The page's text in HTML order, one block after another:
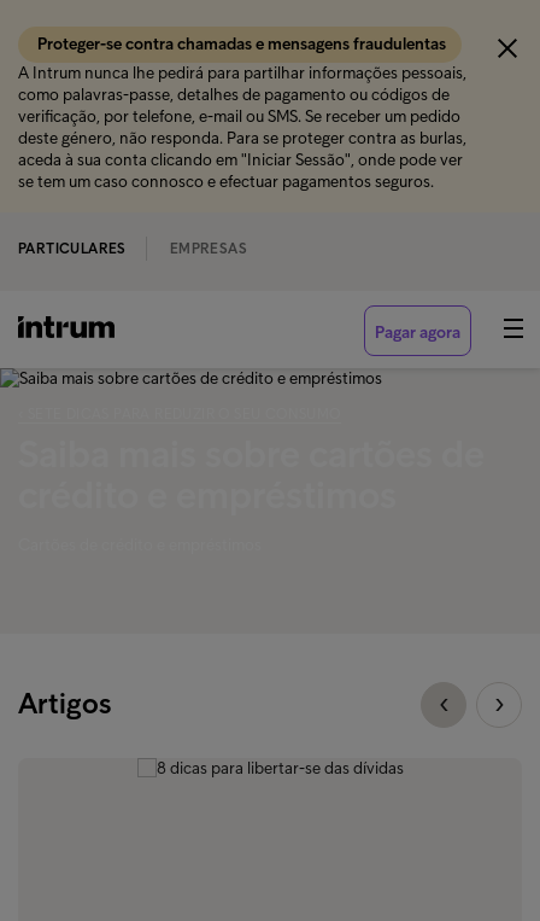
Proteger-se contra chamadas e mensagens fraudulentas
A Intrum nunca lhe pedirá para partilhar informações pessoais,
como palavras-passe, detalhes de pagamento ou códigos de
verificação, por telefone, e-mail ou SMS. Se receber um pedido
deste género, não responda. Para se proteger contra as burlas,
aceda à sua conta clicando em "Iniciar Sessão", onde pode ver
se tem um caso connosco e efectuar pagamentos seguros.
PARTICULARES EMPRESAS
Pagar agora
Artigos